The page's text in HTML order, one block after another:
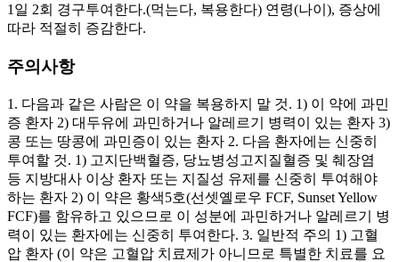
1일 2회 경구투여한다.(먹는다, 복용한다) 연령(나이), 증상에
따라 적절히 증감한다.
주의사항
1. 다음과 같은 사람은 이 약을 복용하지 말 것. 1) 이 약에 과민
증 환자 2) 대두유에 과민하거나 알레르기 병력이 있는 환자 3)
콩 또는 땅콩에 과민증이 있는 환자 2. 다음 환자에는 신중히
투여할 것. 1) 고지단백혈증, 당뇨병성고지질혈증 및 췌장염
등 지방대사 이상 환자 또는 지질성 유제를 신중히 투여해야
하는 환자 2) 이 약은 황색5호(선셋옐로우 FCF, Sunset Yellow
FCF)를 함유하고 있으므로 이 성분에 과민하거나 알레르기 병
력이 있는 환자에는 신중히 투여한다. 3. 일반적 주의 1) 고혈
압 환자 (이 약은 고혈압 치료제가 아니므로 특별한 치료를 요